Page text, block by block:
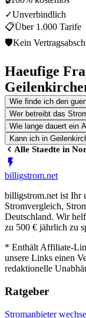
✓Unverbindlich
📋Über 1.000 Tarife
🛡Kein
Haeufige
Wie finde ich den
Wer betreibt das
Wie lange dauert ein
Kann ich in
Alle Staedte in
billigstrom.net
billigstrom.net ist Ihr
Stromvergleich,
Deutschland. Wir
zu 500 € jährlich zu
* Enthält Affiliate-
unsere Links einen
redaktionelle
Ratgeber
Stromanbieter